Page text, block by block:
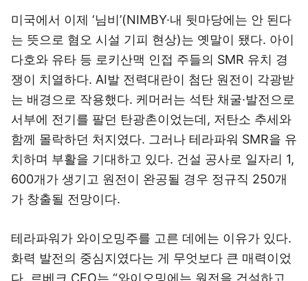
미국에서 이제 ‘님비’(NIMBY·내 뒷마당에는 안 된다
는 뜻으로 혐오 시설 기피 현상)는 옛말이 됐다. 아이
다호와 유타 등 로키산맥 인접 주들의 SMR 유치 경
쟁이 치열하다. AI발 전력대란이 첨단 원전이 각광받
는 배경으로 작용했다. 케머러는 석탄 채굴·발전으로
서부에 전기를 팔던 탄광촌이었는데, 저탄소 추세와
함께 몰락하던 처지였다. 그러나 테라파워 SMR을 유
치하며 부활을 기대하고 있다. 건설 공사로 일자리 1,
600개가 생기고 원전이 완공될 경우 정규직 250개
가 창출될 전망이다.
테라파워가 와이오밍주를 고른 데에는 이유가 있다.
화력 발전의 중심지였다는 게 무엇보다 큰 매력이었
다. 르베크 CEO는 “와이오밍에는 원전을 건설하고